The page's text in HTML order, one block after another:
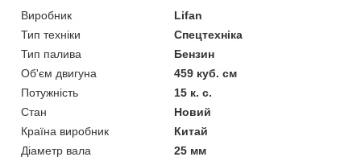
Виробник
Lifan
Тип техніки
Спецтехніка
Тип палива
Бензин
Об'єм двигуна
459 куб. см
Потужність
15 к. с.
Стан
Новий
Країна виробник
Китай
Діаметр вала
25 мм